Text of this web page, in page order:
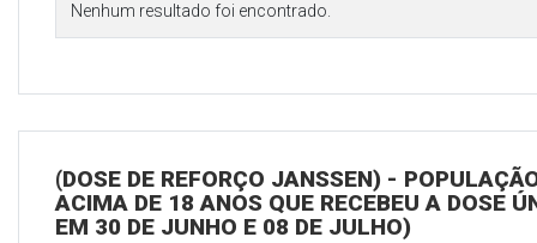
Nenhum resultado foi encontrado.
(DOSE DE REFORÇO JANSSEN) -
ACIMA DE 18 ANOS QUE RECEBEU A DOSE
EM 30 DE JUNHO E 08 DE JULHO)